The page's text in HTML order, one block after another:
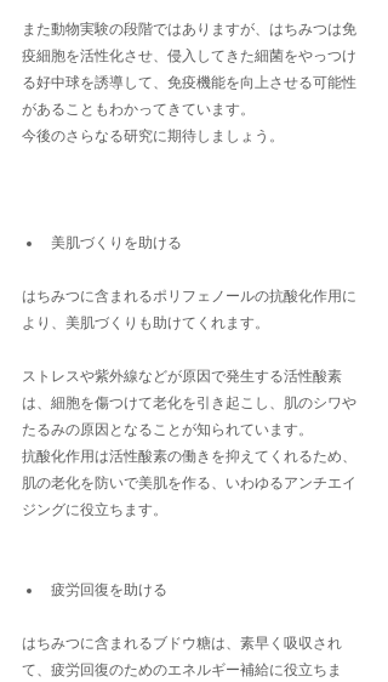
また動物実験の段階ではありますが、はちみつは免
疫細胞を活性化させ、侵入してきた細菌をやっつけ
る好中球を誘導して、免疫機能を向上させる可能性
があることもわかってきています。
今後のさらなる研究に期待しましょう。
美肌づくりを助ける
はちみつに含まれるポリフェノールの抗酸化作用に
より、美肌づくりも助けてくれます。
ストレスや紫外線などが原因で発生する活性酸素
は、細胞を傷つけて老化を引き起こし、肌のシワや
たるみの原因となることが知られています。
抗酸化作用は活性酸素の働きを抑えてくれるため、
肌の老化を防いで美肌を作る、いわゆるアンチエイ
ジングに役立ちます。
疲労回復を助ける
はちみつに含まれるブドウ糖は、素早く吸収され
て、疲労回復のためのエネルギー補給に役立ちま